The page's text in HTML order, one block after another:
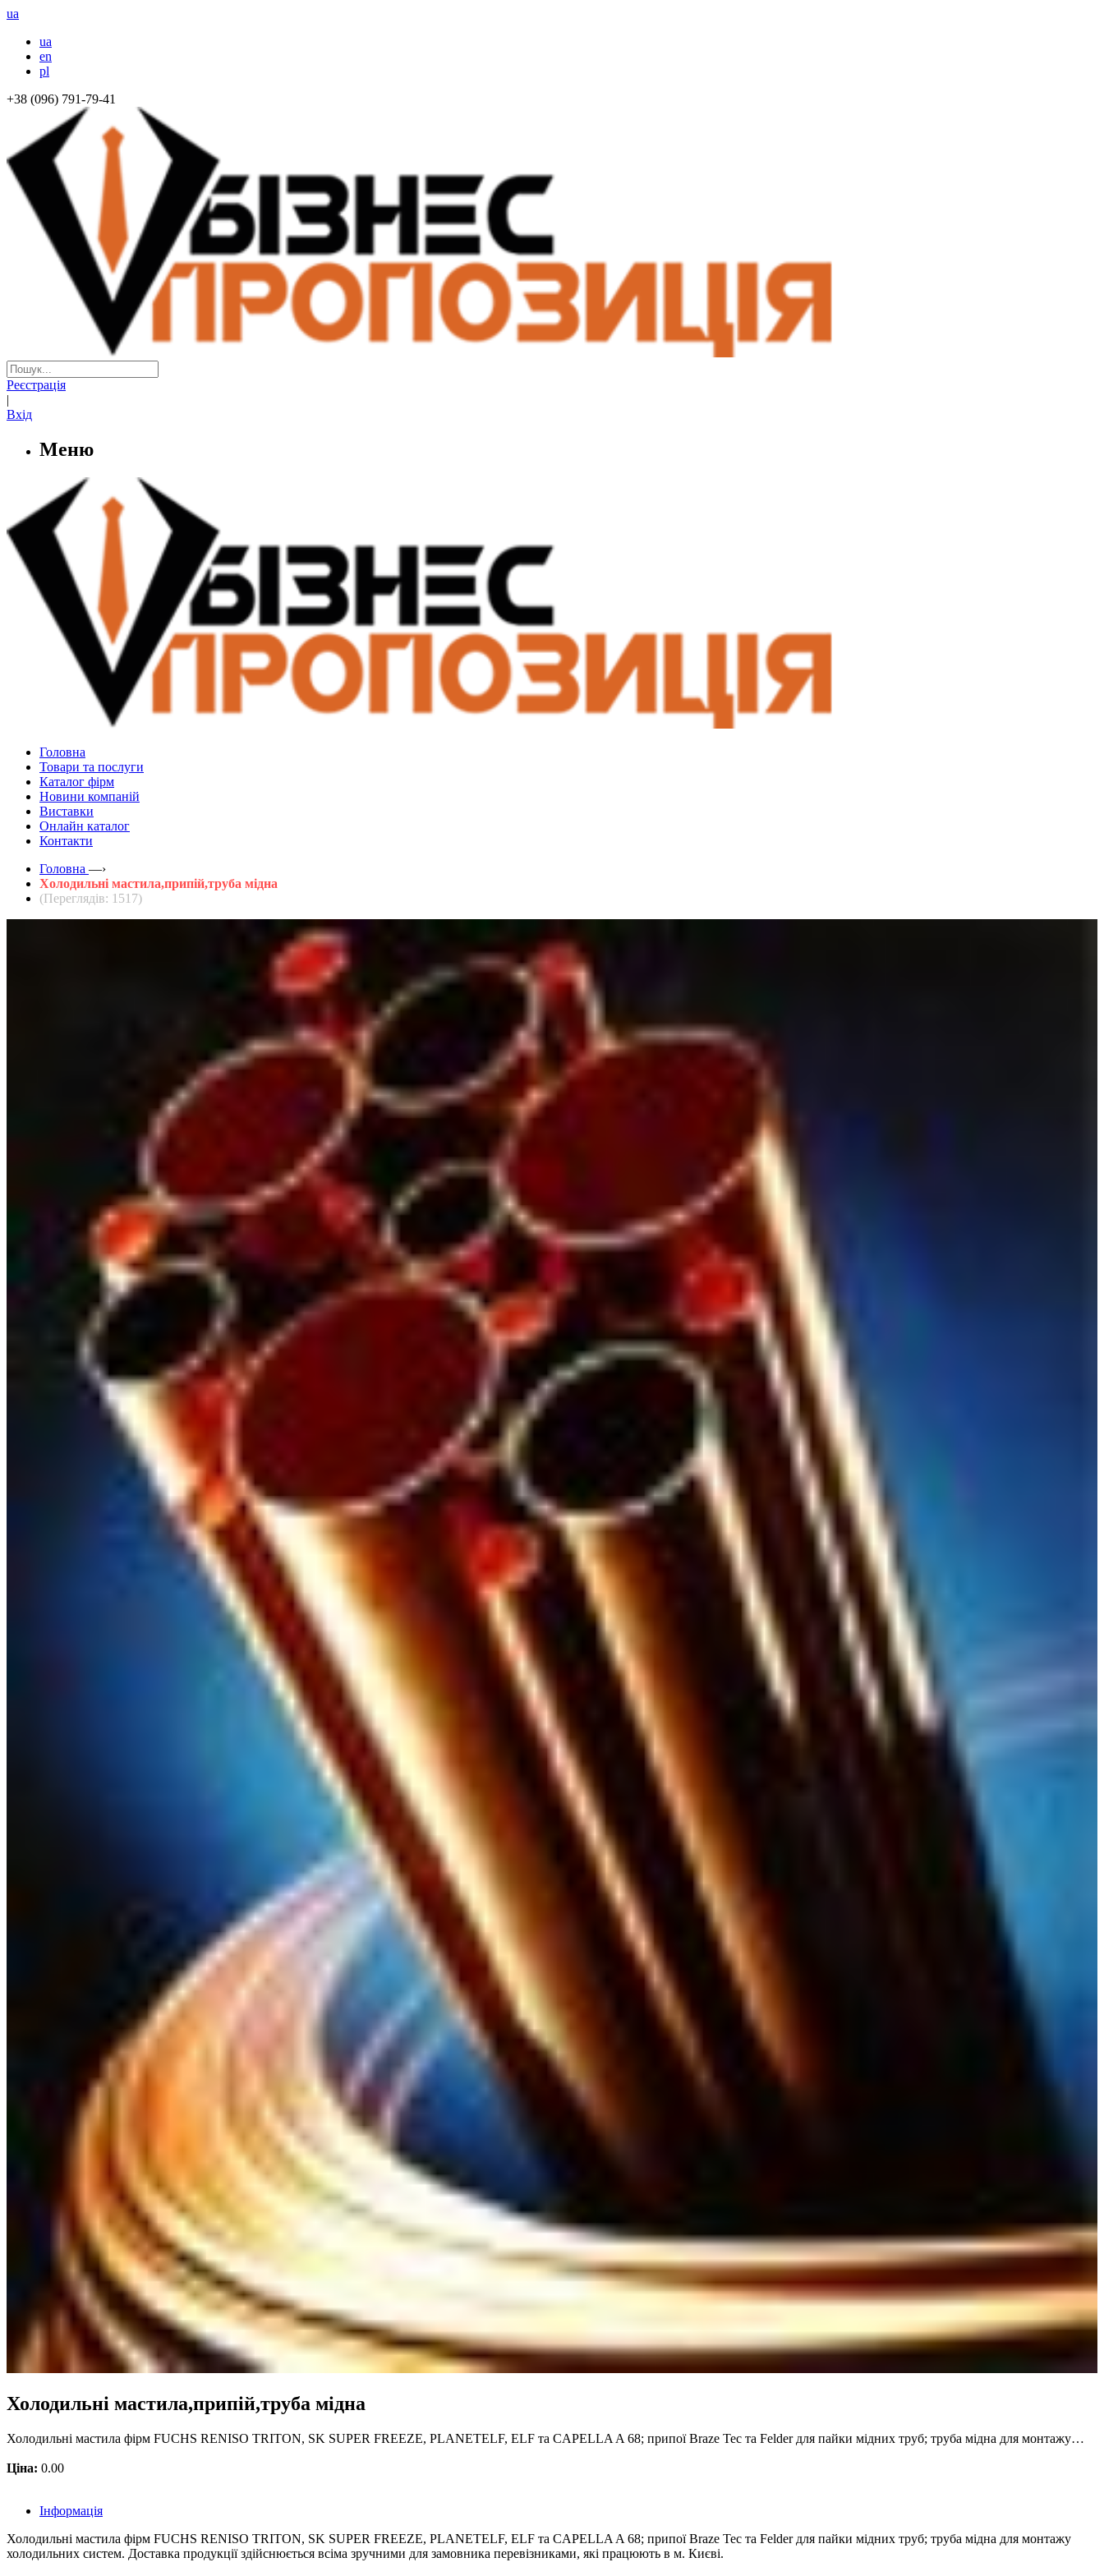
ua
ua
en
pl
+38 (096) 791-79-41
Реєстрація
|
Вхід
Меню
Головна
Товари та послуги
Каталог фірм
Новини компаній
Виставки
Онлайн каталог
Контакти
Головна —›
Холодильні мастила,припій,труба мідна
(Переглядів: 1517)
Холодильні мастила,припій,труба мідна
Холодильні мастила фірм FUCHS RENISO TRITON, SK SUPER FREEZE, PLANETELF, ELF та CAPELLA A 68; припої Braze Tec та Felder для пайки мідних труб; труба мідна для монтажу…
Ціна: 0.00
Інформація
Холодильні мастила фірм FUCHS RENISO TRITON, SK SUPER FREEZE, PLANETELF, ELF та CAPELLA A 68; припої Braze Tec та Felder для пайки мідних труб; труба мідна для монтажу
холодильних систем. Доставка продукції здійснюється всіма зручними для замовника перевізниками, які працюють в м. Києві.